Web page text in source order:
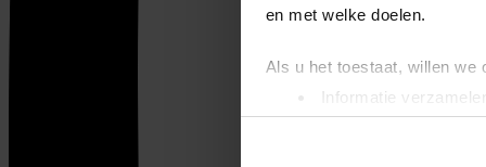
en met welke doelen.
Als u het toestaat, willen we
Informatie
Uw apparaat
Lees meer over hoe uw